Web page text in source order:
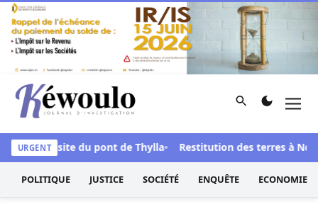
Aller au contenu
Kéwoulo, le premier site d'information et d'investigation
Rechercher
URGENT
une visite du pont de Thylla Restitution des terres à
POLITIQUE JUSTICE SOCIÉTÉ ENQUÊTE ECONOMIE